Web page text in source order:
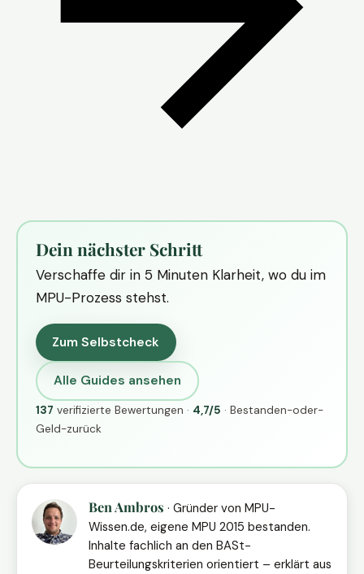
Dein nächster Schritt
Verschaffe dir in 5 Minuten Klarheit, wo du im
MPU-Prozess stehst.
Zum Selbstcheck
Alle Guides ansehen
137 verifizierte Bewertungen · 4,7/5 · Bestanden-oder-
Geld-zurück
Ben Ambros · Gründer von MPU-
Wissen.de, eigene MPU 2015 bestanden.
Inhalte fachlich an den BASt-
Beurteilungskriterien orientiert – erklärt aus